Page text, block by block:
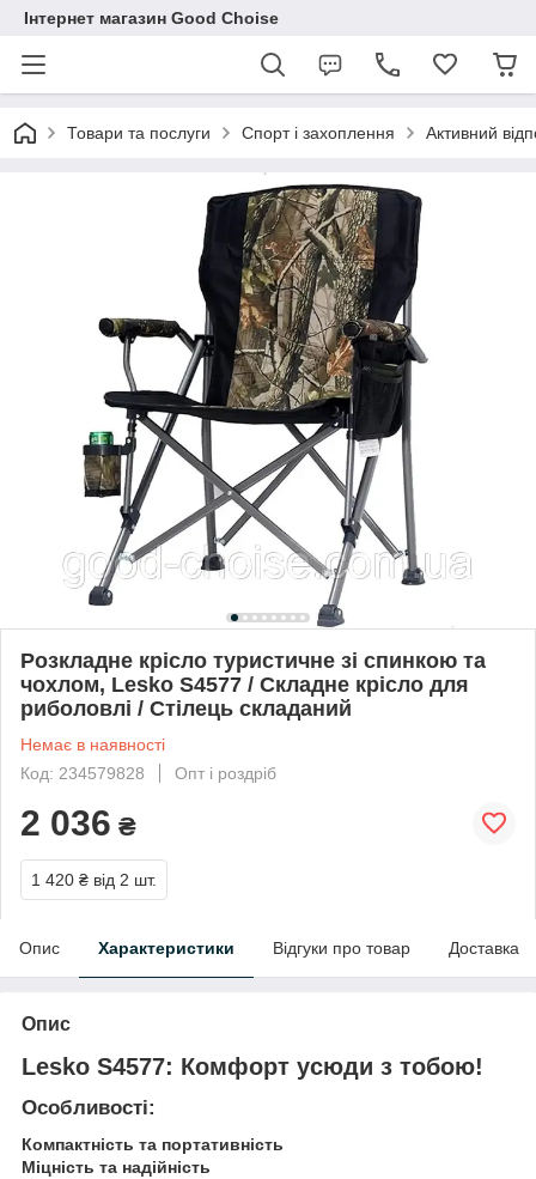
Інтернет магазин Good Choise
Товари та послуги Спорт і захоплення Активний
Розкладне крісло туристичне зі спинкою та
чохлом, Lesko S4577 / Складне крісло для
риболовлі / Стілець складаний
Немає в наявності
Код: 234579828
Опт і роздріб
2 036 ₴
1 420 ₴ від 2 шт.
Опис Характеристики Відгуки про товар Доставка
Опис
Lesko S4577: Комфорт усюди з тобою!
Особливості:
Компактність та портативність
Міцність та надійність